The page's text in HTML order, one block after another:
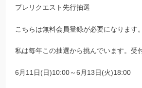
プレリクエスト先行抽選
こちらは無料会員登録が必要になります。
私は毎年この抽選から挑んでいます。受
6月11日(日)10:00～6月13日(火)18:00